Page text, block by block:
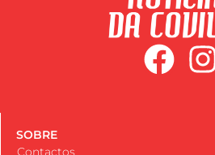
SOBRE
Contactos